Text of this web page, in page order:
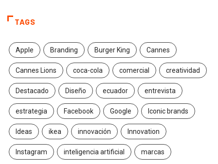
TAGS
Apple Branding Burger King Cannes
Cannes Lions coca-cola comercial creatividad
Destacado Diseño ecuador entrevista
estrategia Facebook Google Iconic brands
Ideas ikea innovación Innovation
Instagram inteligencia artificial marcas